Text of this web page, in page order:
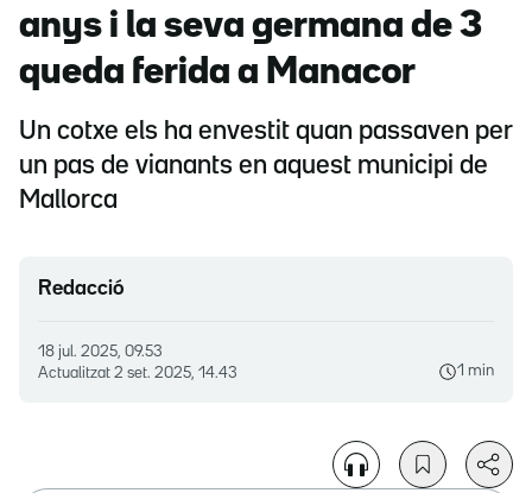
anys i la seva germana de 3
queda ferida a Manacor
Un cotxe els ha envestit quan passaven per
un pas de vianants en aquest municipi de
Mallorca
Redacció
18 jul. 2025, 09.53
Actualitzat 2 set. 2025, 14.43 1 min